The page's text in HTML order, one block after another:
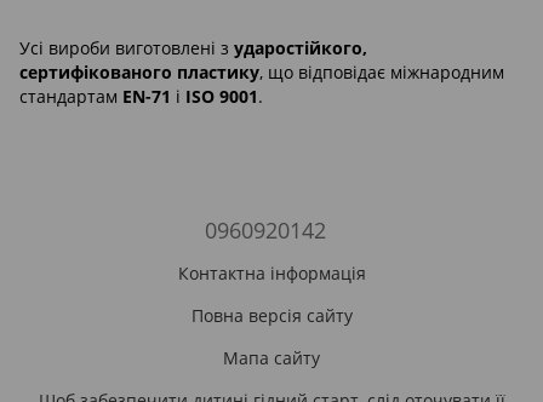
Усі вироби виготовлені з ударостійкого,
сертифікованого пластику, що відповідає міжнародним
стандартам EN-71 і ISO 9001.
0960920142
Контактна інформація
Повна версія сайту
Мапа сайту